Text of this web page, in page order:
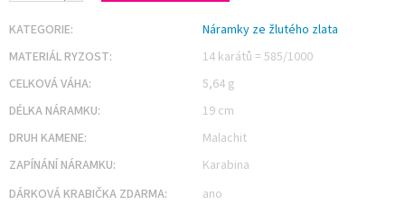
KATEGORIE:
Náramky ze žlutého zlata
MATERIÁL RYZOST:
14 karátů = 585/1000
CELKOVÁ VÁHA:
5,64 g
DÉLKA NÁRAMKU:
19 cm
DRUH KAMENE:
Malachit
ZAPÍNÁNÍ NÁRAMKU:
Karabina
DÁRKOVÁ KRABIČKA ZDARMA: ano